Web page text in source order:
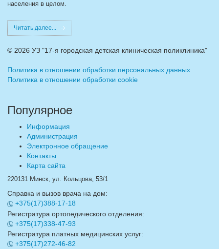
населения в целом.
Читать далее...
© 2026 УЗ "17-я городская детская клиническая поликлиника"
Политика в отношении обработки персональных данных
Политика в отношении обработки cookie
Популярное
Информация
Администрация
Электронное обращение
Контакты
Карта сайта
220131 Минск, ул. Кольцова, 53/1
Справка и вызов врача на дом:
+375(17)388-17-18
Регистратура ортопедического отделения:
+375(17)338-47-93
Регистратура платных медицинских услуг:
+375(17)272-46-82